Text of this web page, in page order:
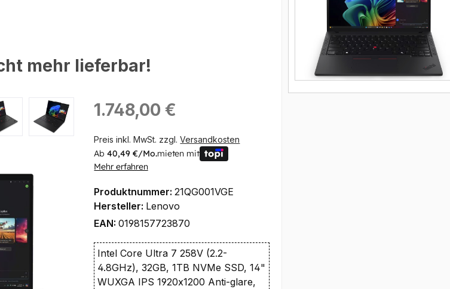
mehr lieferbar!
Regulärer Preis:
1.748,00 €
Preis inkl. MwSt. zzgl.Versandkosten
Ab40,49 €/Mo.mieten mit
Mehr erfahren
Produktnummer:21QG001VGE
Hersteller: Lenovo
EAN:0198157723870
Intel Core Ultra 7 258V (2.2-
4.8GHz), 32GB, 1TB NVMe SSD, 14"
WUXGA IPS 1920x1200 Anti-glare,